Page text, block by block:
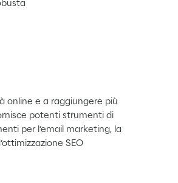
online e a raggiungere più
potenti strumenti di
per l’email marketing, la
SEO